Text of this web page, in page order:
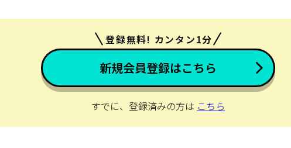
登録無料! カンタン1分
新規会員登録はこちら
すでに、登録済みの方は こちら